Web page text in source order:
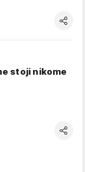
stoji nikome